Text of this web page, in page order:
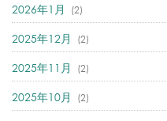
2026年1月 (2)
2025年12月 (2)
2025年11月 (2)
2025年10月 (2)